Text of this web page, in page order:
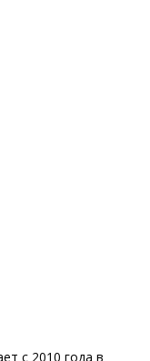
с 2010 года в